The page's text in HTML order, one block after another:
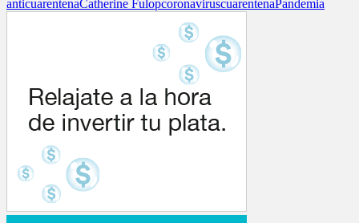
anticuarentenaCatherine Fulopcoronaviruscuarentena Pandemia